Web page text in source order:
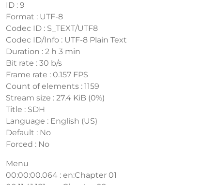
ID : 9
Format : UTF-8
Codec ID : S_TEXT/UTF8
Codec ID/Info : UTF-8 Plain Text
Duration : 2 h 3 min
Bit rate : 30 b/s
Frame rate : 0.157 FPS
Count of elements : 1159
Stream size : 27.4 KiB (0%)
Title : SDH
Language : English (US)
Default : No
Forced : No
Menu
00:00:00.064 : en:Chapter 01